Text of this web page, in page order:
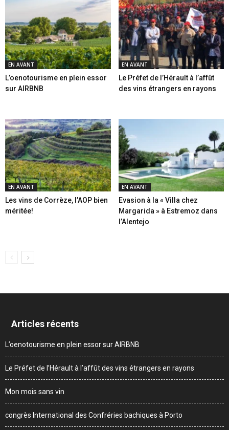
EN AVANT
L’oenotourisme en plein essor
sur AIRBNB
EN AVANT
Le Préfet de l’Hérault à l’affût
des vins étrangers en rayons
EN AVANT
Les vins de Corrèze, l’AOP bien
méritée!
EN AVANT
Evasion à la « Villa chez
Margarida » à Estremoz dans
l’Alentejo
Articles récents
L’oenotourisme en plein essor sur AIRBNB
Le Préfet de l’Hérault à l’affût des vins étrangers en rayons
Mon mois sans vin
congrès International des Confréries bachiques à Porto